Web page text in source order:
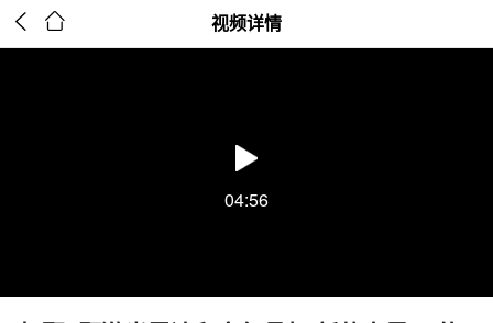
  视频详情
04:56